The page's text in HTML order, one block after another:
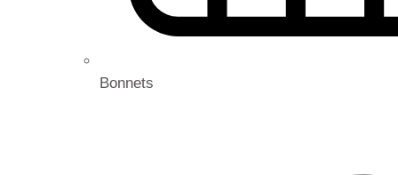
Bonnets